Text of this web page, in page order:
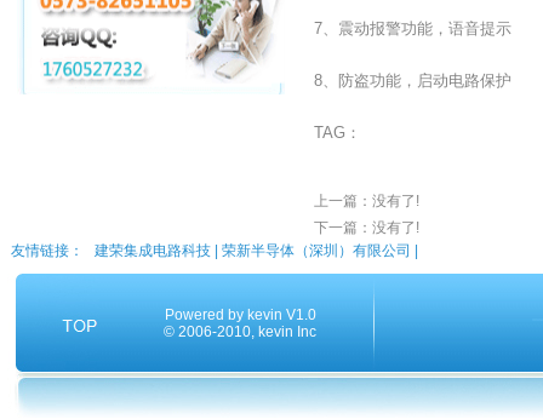
7、震动报警功能，语音提示
8、防盗功能，启动电路保护
TAG：
上一篇：没有了!
下一篇：没有了!
友情链接：
建荣集成电路科技 荣新半导体（深圳）有限公司
Powered by kevin V1.0
© 2006-2010, kevin Inc